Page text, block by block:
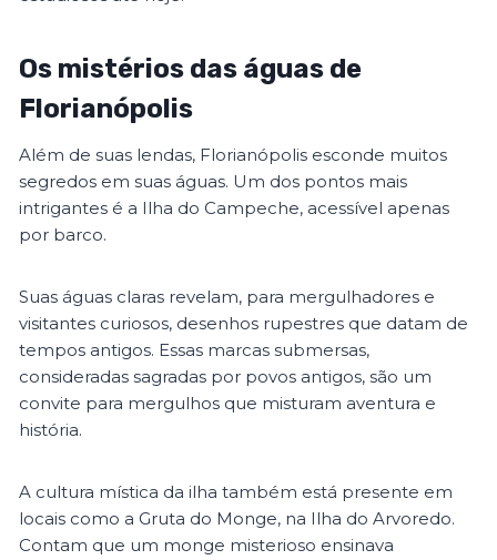
Os mistérios das águas de
Florianópolis
Além de suas lendas, Florianópolis esconde muitos
segredos em suas águas. Um dos pontos mais
intrigantes é a Ilha do Campeche, acessível apenas
por barco.
Suas águas claras revelam, para mergulhadores e
visitantes curiosos, desenhos rupestres que datam de
tempos antigos. Essas marcas submersas,
consideradas sagradas por povos antigos, são um
convite para mergulhos que misturam aventura e
história.
A cultura mística da ilha também está presente em
locais como a Gruta do Monge, na Ilha do Arvoredo.
Contam que um monge misterioso ensinava